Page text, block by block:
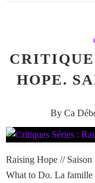
HOPE.
By Ca
Raising Hope //
What to Do. La famille